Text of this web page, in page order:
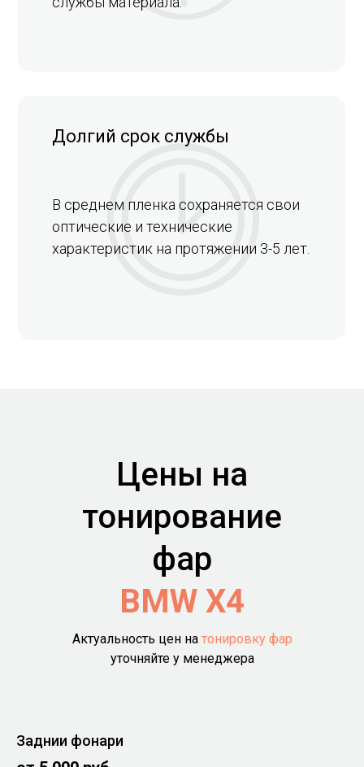
Долгий срок службы
В среднем пленка сохраняется свои
оптические и технические
характеристик на протяжении 3-5 лет.
Цены на
тонирование
фар
BMW X4
Актуальность цен на тонировку фар
уточняйте у менеджера
Заднии фонари